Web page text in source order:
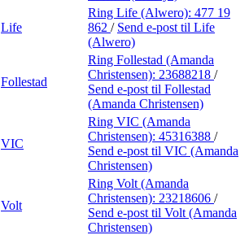
Life
Ring Life (Alwero): 477 19
862 / Send e-post til Life
(Alwero)
Follestad
Ring Follestad (Amanda
Christensen): 23688218 /
Send e-post til Follestad
(Amanda Christensen)
VIC
Ring VIC (Amanda
Christensen): 45316388 /
Send e-post til VIC (Amanda
Christensen)
Volt
Ring Volt (Amanda
Christensen): 23218606 /
Send e-post til Volt (Amanda
Christensen)